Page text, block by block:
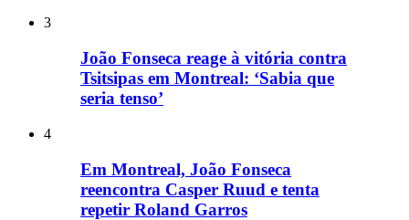
3
João Fonseca reage à vitória contra
Tsitsipas em Montreal: ‘Sabia que
seria tenso’
4
Em Montreal, João Fonseca
reencontra Casper Ruud e tenta
repetir Roland Garros